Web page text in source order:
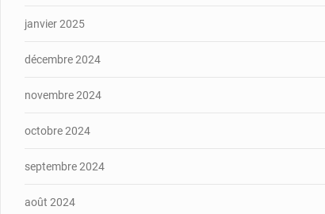
janvier 2025
décembre 2024
novembre 2024
octobre 2024
septembre 2024
août 2024